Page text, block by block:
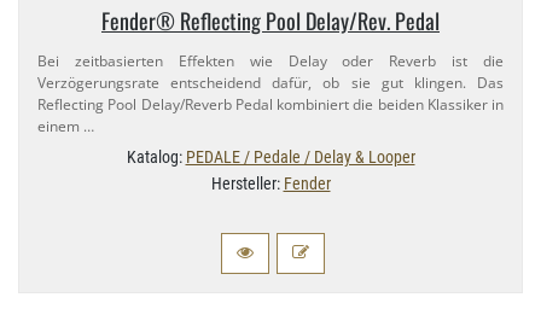
Fender® Reflecting Pool Delay/​Rev. Pedal
Bei zeitbasierten Effekten wie Delay oder Reverb ist die
Verzögerungsrate entscheidend dafür, ob sie gut klingen. Das
Reflecting Pool Delay/​Reverb Pedal kombiniert die beiden Klassiker in
einem …
Katalog: PEDALE / Pedale / Delay & Looper
Hersteller: Fender